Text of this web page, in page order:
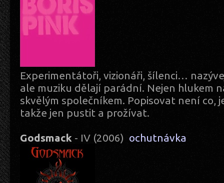
Experimentátoři, vizionáři, šílenci…
ale muziku dělají parádní. Nejen hlukem
skvělým společníkem. Popisovat není co,
takže jen pustit a prožívat.
Godsmack - IV (2006) ochutnávka